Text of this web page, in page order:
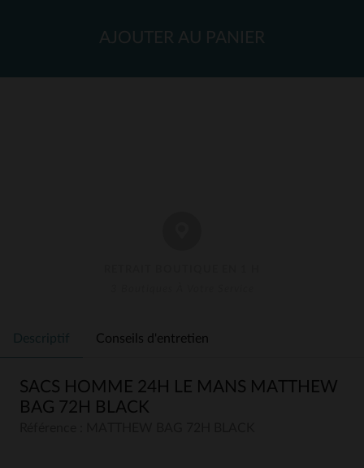
AJOUTER AU PANIER
Descriptif Conseils d'entretien
SACS HOMME 24H LE MANS MATTHEW
BAG 72H BLACK